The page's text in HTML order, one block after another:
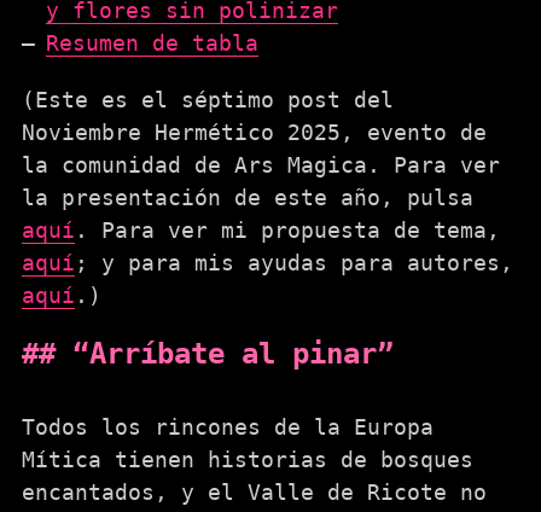
y flores sin polinizar
Resumen de tabla
(Este es el séptimo post del
Noviembre Hermético 2025, evento de
la comunidad de Ars Magica. Para ver
la presentación de este año, pulsa
aquí . Para ver mi propuesta de tema,
aquí ; y para mis ayudas para autores,
aquí .)
“Arríbate al pinar”
Todos los rincones de la Europa
Mítica tienen historias de bosques
encantados, y el Valle de Ricote no